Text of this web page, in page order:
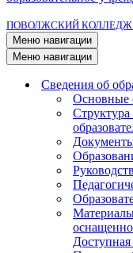
ПОВОЛЖСКИЙ
Меню навигации
Меню навигации
Сведения об
Основные
Доступная